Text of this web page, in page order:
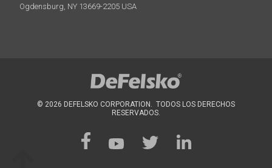
Ogdensburg, NY 13669-2205 USA
© 2026 DEFELSKO CORPORATION. TODOS LOS DERECHOS
RESERVADOS.